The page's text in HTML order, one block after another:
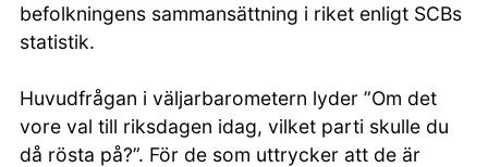
befolkningens sammansättning i riket enligt SCBs
statistik.
Huvudfrågan i väljarbarometern lyder ”Om det
vore val till riksdagen idag, vilket parti skulle du
då rösta på?”. För de som uttrycker att de är